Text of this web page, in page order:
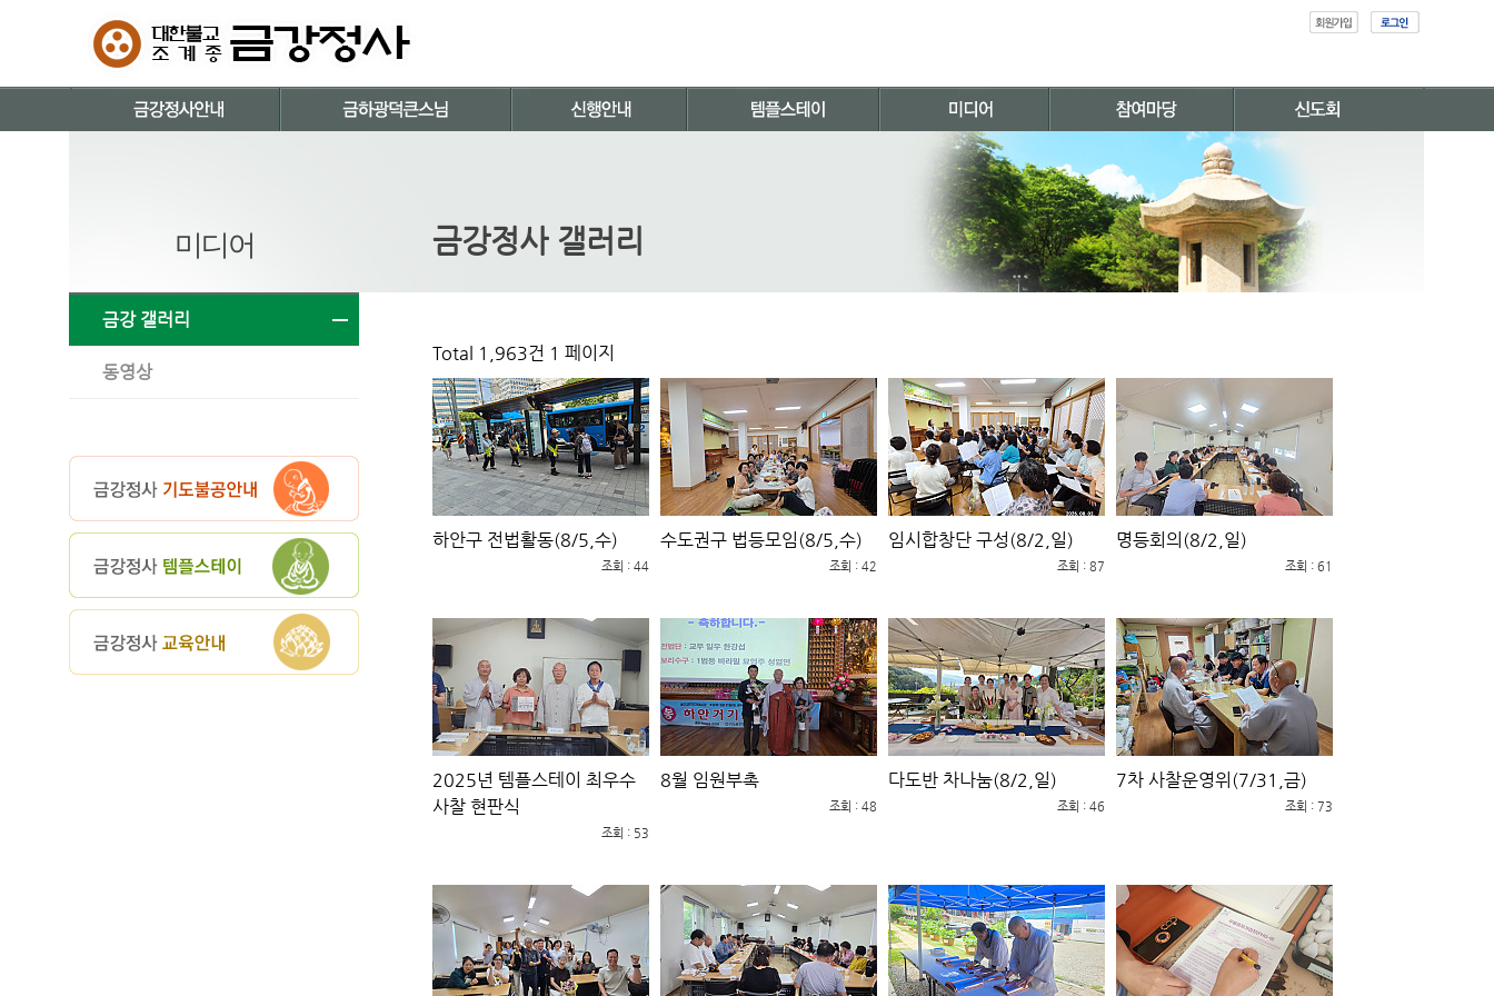
미디어
금강 갤러리
동영상
금강정사 갤러리
Total 1,963건 1 페이지
하안구 전법활동(8/5,수)
조회 : 44
수도권구 법등모임(8/5,수)
조회 : 42
임시합창단 구성(8/2,일)
조회 : 87
명등회의(8/2,일)
조회 : 61
2025년 템플스테이 최우수
사찰 현판식
조회 : 53
8월 임원부촉
조회 : 48
다도반 차나눔(8/2,일)
조회 : 46
7차 사찰운영위(7/31,금)
조회 : 73